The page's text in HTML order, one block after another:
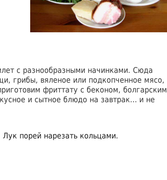
с разнообразными начинками. Сюда
грибы, вяленое или подкопченное мясо,
фриттату с беконом, болгарским
и сытное блюдо на завтрак… и не
Лук порей нарезать кольцами.